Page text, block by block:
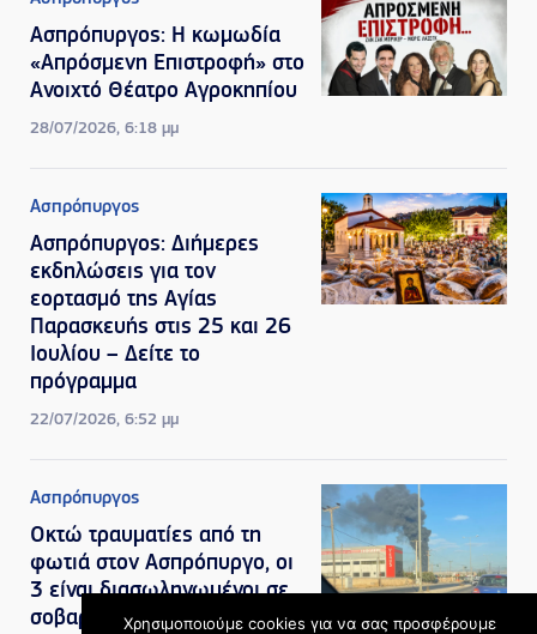
Ασπρόπυργος: Η κωμωδία
«Απρόσμενη Επιστροφή» στο
Ανοιχτό Θέατρο Αγροκηπίου
28/07/2026, 6:18 μμ
Ασπρόπυργος
Ασπρόπυργος: Διήμερες
εκδηλώσεις για τον
εορτασμό της Αγίας
Παρασκευής στις 25 και 26
Ιουλίου – Δείτε το
πρόγραμμα
22/07/2026, 6:52 μμ
Ασπρόπυργος
Οκτώ τραυματίες από τη
φωτιά στον Ασπρόπυργο, οι
3 είναι διασωληνωμένοι σε
σοβαρή κατάσταση –
Χρησιμοποιούμε cookies για να σας προσφέρουμε